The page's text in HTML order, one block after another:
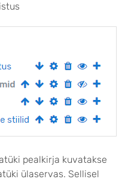
pealkirja kuvatakse
ülaservas. Sellisel